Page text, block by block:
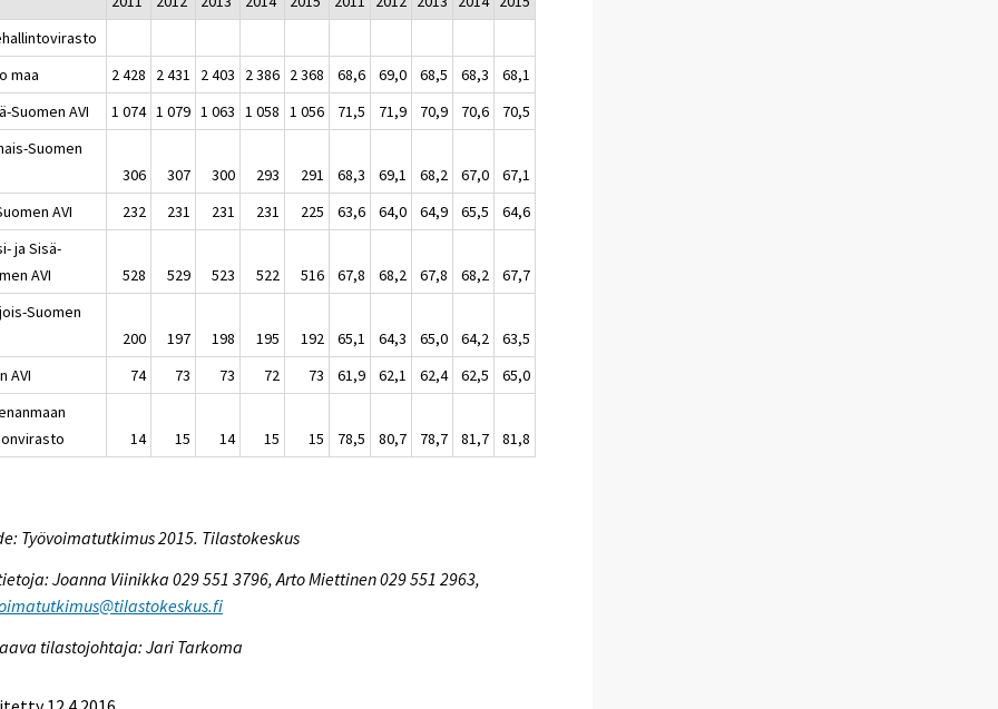
maa
2 428 2 431 2 403 2 386 2 368 68,6 69,0 68,5 68,3
68,1
Suomen AVI
1 074 1 079 1 063 1 058 1 056 71,5 71,9 70,9 70,6
70,5
Suomen
306
307 300 293 291 68,3 69,1 68,2 67,0
67,1
AVI
232 231 231 231 225 63,6 64,0 64,9 65,5
64,6
ja Sisä-
AVI
528 529 523 522 516 67,8 68,2 67,8 68,2
67,7
Suomen
200
197 198 195 192 65,1 64,3 65,0 64,2
63,5
AVI
74 73 73 72 73 61,9 62,1 62,4 62,5
65,0
14 15 14 15 15 78,5 80,7 78,7 81,7 81,8
Työvoimatutkimus 2015. Tilastokeskus
Joanna Viinikka 029 551 3796, Arto Miettinen 029 551 2963,
tilastojohtaja: Jari Tarkoma